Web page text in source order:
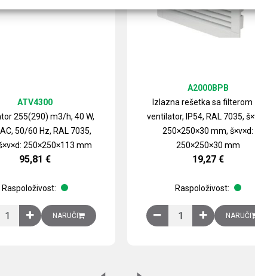
čelični lim količina
255(290) m3/h, 40 W,
50/60 Hz, RAL 7035,
250×250×113 mm
ATV4300
95,81 €
Raspoloživost:
Ventilator 255(290) m3/h, 40 W, 230V AC, 50/60 Hz, RAL 7035,
NARUČI
Izlazna rešetka sa filterom
ventilator, IP54, RAL 7035,
250×250×30 mm, š×v×d:
250×250×30 mm
A2000BPB
19,27 €
Raspoloživost:
Izlazna rešetka saNARUČI